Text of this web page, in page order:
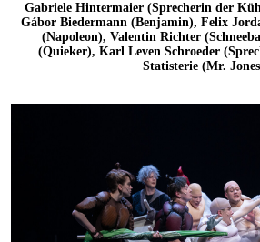
Gabriele Hintermaier (Sprecherin der
Gábor Biedermann (Benjamin), Felix
(Napoleon), Valentin Richter
(Quieker), Karl Leven Schroeder
Statisterie (Mr.